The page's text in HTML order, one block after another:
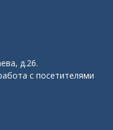
д.26.
с посетителями